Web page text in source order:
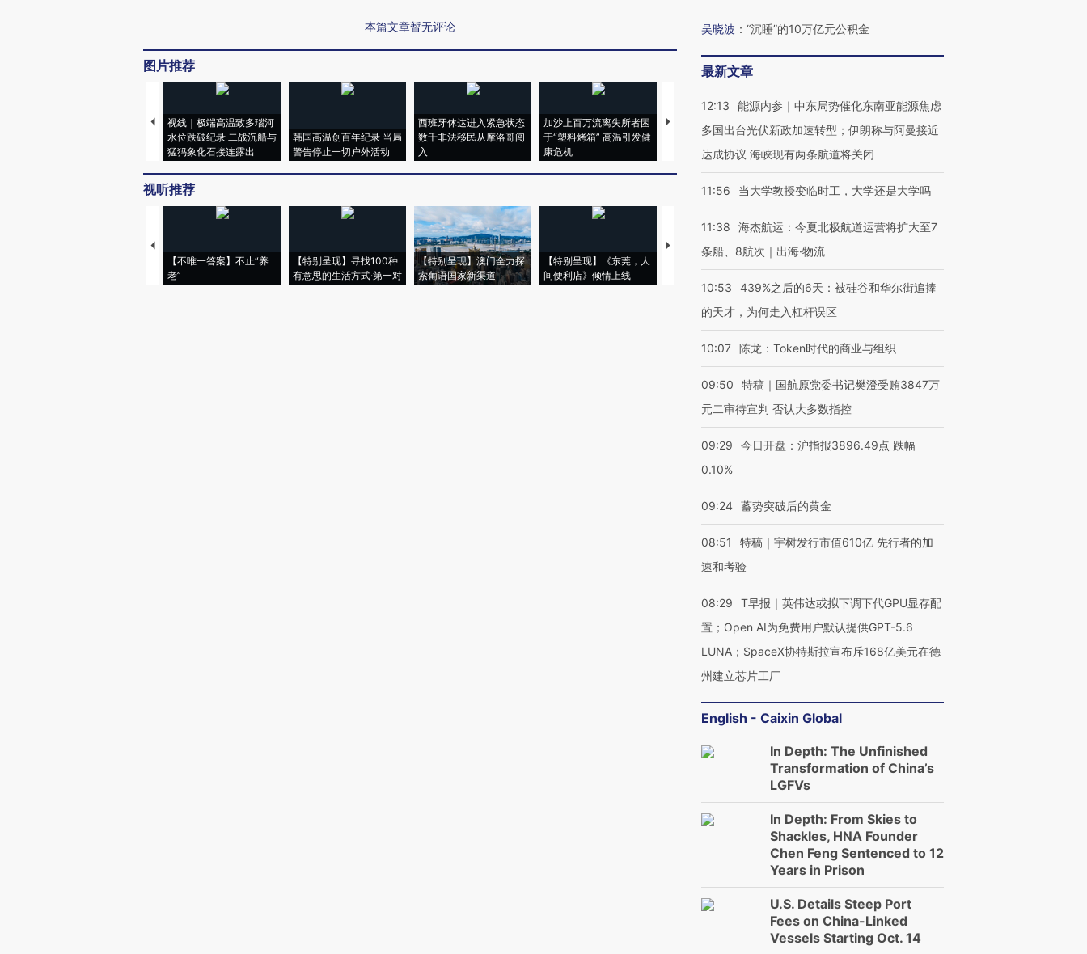
本篇文章暂无评论
图片推荐
视线｜极端高温致多瑙河
水位跌破纪录 二战沉船与
猛犸象化石接连露出
韩国高温创百年纪录 当局
警告停止一切户外活动
西班牙休达进入紧急状态
数千非法移民从摩洛哥闯
入
加沙上百万流离失所者困
于“塑料烤箱” 高温引发健
康危机
视线｜HYROX的吸金
术：是什么让中产们甘
心“花钱找虐”？
马航飞行员跨国走私7万
粒摇头丸 尿检体内含3种
毒品
视线｜被称为“蟑螂”的印
度Z世代 用街头抗争将教
视听推荐
【不唯一答案】不止“养
老”
【特别呈现】寻找100种
有意思的生活方式·第一对
【特别呈现】澳门全力探
索葡语国家新渠道
【特别呈现】《东莞，人
间便利店》倾情上线
【推广】走进第四届链博
会，让数智科技“链”接产
【特别呈现】寻找100种
吴晓波 ： “沉睡”的10万亿元公积金
最新文章
12:13
能源内参｜中东局势催化东南亚能源焦虑
多国出台光伏新政加速转型；伊朗称与阿曼接近
达成协议 海峡现有两条航道将关闭
11:56 当大学教授变临时工，大学还是大学吗
11:38
海杰航运：今夏北极航道运营将扩大至7
条船、8航次｜出海·物流
10:53
439%之后的6天：被硅谷和华尔街追捧
的天才，为何走入杠杆误区
10:07 陈龙：Token时代的商业与组织
09:50
特稿｜国航原党委书记樊澄受贿3847万
元二审待宣判 否认大多数指控
09:29
今日开盘：沪指报3896.49点 跌幅
0.10%
09:24 蓄势突破后的黄金
08:51
特稿｜宇树发行市值610亿 先行者的加
速和考验
08:29
T早报｜英伟达或拟下调下代GPU显存配
置；Open AI为免费用户默认提供GPT-5.6
LUNA；SpaceX协特斯拉宣布斥168亿美元在德
州建立芯片工厂
English - Caixin Global
In Depth: The Unfinished
Transformation of China’s
LGFVs
In Depth: From Skies to
Shackles, HNA Founder
Chen Feng Sentenced to 12
Years in Prison
U.S. Details Steep Port
Fees on China-Linked
Vessels Starting Oct. 14